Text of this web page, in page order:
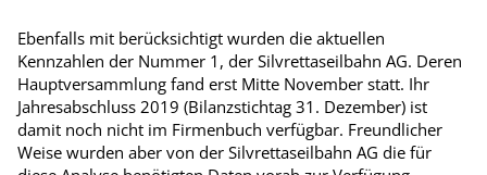
Ebenfalls mit berücksichtigt wurden die aktuellen
Kennzahlen der Nummer 1, der Silvrettaseilbahn AG. Deren
Hauptversammlung fand erst Mitte November statt. Ihr
Jahresabschluss 2019 (Bilanzstichtag 31. Dezember) ist
damit noch nicht im Firmenbuch verfügbar. Freundlicher
Weise wurden aber von der Silvrettaseilbahn AG die für